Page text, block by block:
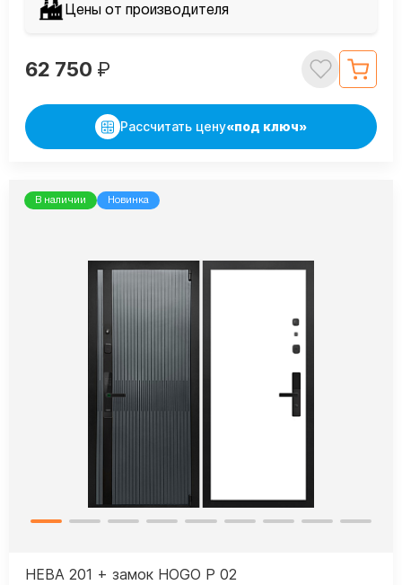
Цены от производителя
62 750 ₽
Рассчитать цену«под ключ»
В наличии Новинка
НЕВА 201 + замок HOGO P 02